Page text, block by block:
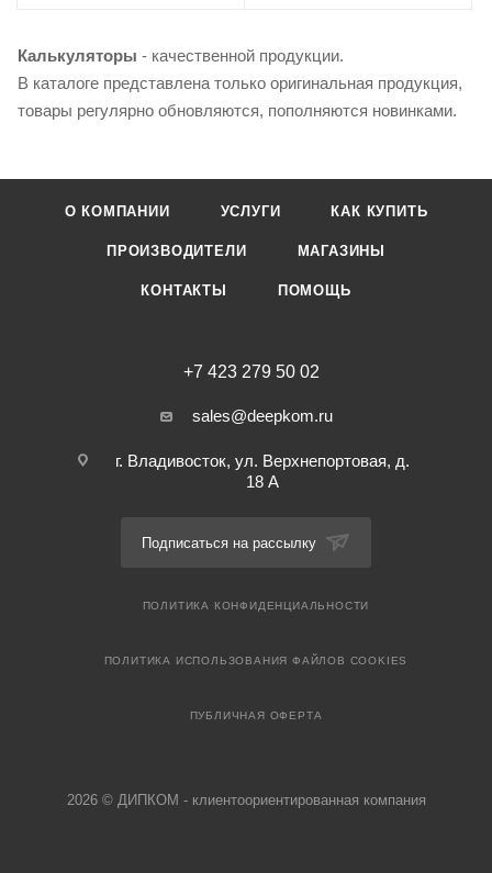
Калькуляторы - качественной продукции.
В каталоге представлена только оригинальная продукция,
товары регулярно обновляются, пополняются новинками.
О КОМПАНИИ УСЛУГИ КАК КУПИТЬ
ПРОИЗВОДИТЕЛИ МАГАЗИНЫ
КОНТАКТЫ ПОМОЩЬ
+7 423 279 50 02
sales@deepkom.ru
г. Владивосток, ул. Верхнепортовая, д.
18 А
Подписаться на рассылку
ПОЛИТИКА КОНФИДЕНЦИАЛЬНОСТИ
ПОЛИТИКА ИСПОЛЬЗОВАНИЯ ФАЙЛОВ COOKIES
ПУБЛИЧНАЯ ОФЕРТА
2026 © ДИПКОМ - клиентоориентированная компания